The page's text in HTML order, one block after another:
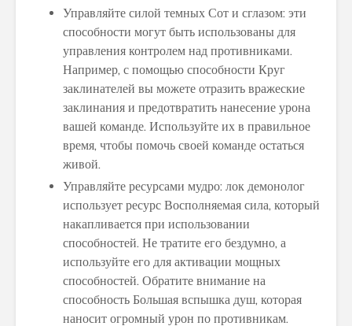
Управляйте силой темных Сот и сглазом: эти
способности могут быть использованы для
управления контролем над противниками.
Например, с помощью способности Круг
заклинателей вы можете отразить вражеские
заклинания и предотвратить нанесение урона
вашей команде. Используйте их в правильное
время, чтобы помочь своей команде остаться
живой.
Управляйте ресурсами мудро: лок демонолог
использует ресурс Восполняемая сила, который
накапливается при использовании
способностей. Не тратите его бездумно, а
используйте его для активации мощных
способностей. Обратите внимание на
способность Большая вспышка душ, которая
наносит огромный урон по противникам.